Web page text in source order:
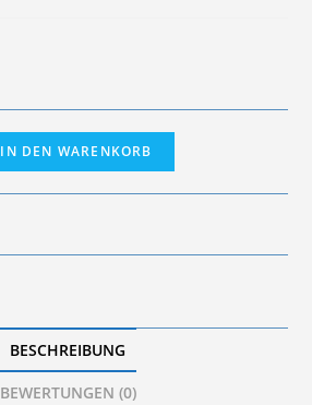
IN DEN WARENKORB
BESCHREIBUNG
BEWERTUNGEN (0)